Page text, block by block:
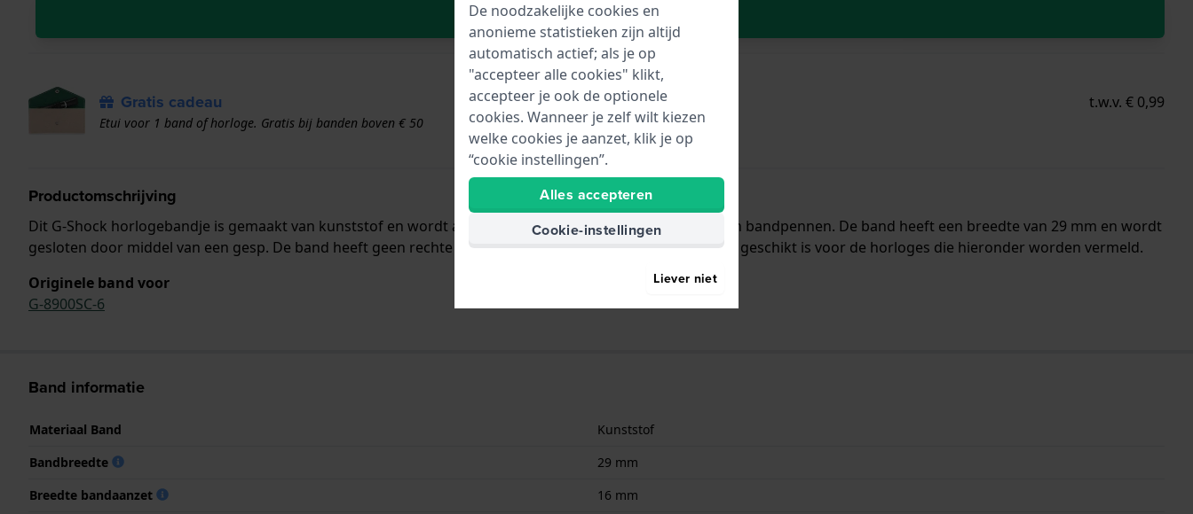
In Winkelwagen
Gratis cadeau t.w.v. € 0,99
Etui voor 1 band of horloge. Gratis bij banden boven € 50
Productomschrijving
Dit G-Shock horlogebandje is gemaakt van kunststof en wordt aan het horloge bevestigd door middel van bandpennen. De band heeft een breedte van 29 mm en wordt
gesloten door middel van een gesp. De band heeft geen rechte aanzet wat betekent dat deze band alleen geschikt is voor de horloges die hieronder worden vermeld.
Originele band voor
G-8900SC-6
Band informatie
Materiaal Band
Kunststof
Bandbreedte
29 mm
Breedte bandaanzet
16 mm
De noodzakelijke cookies en
anonieme statistieken zijn altijd
automatisch actief; als je op
"accepteer alle cookies" klikt,
accepteer je ook de optionele
cookies. Wanneer je zelf wilt kiezen
welke cookies je aanzet, klik je op
“cookie instellingen”.
Alles accepteren
Cookie-instellingen
Liever niet